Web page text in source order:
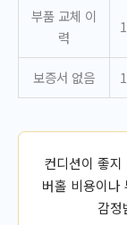
부품 교체 이
력
보증서 없음
컨디션이 좋
버홀 비용이나
감정